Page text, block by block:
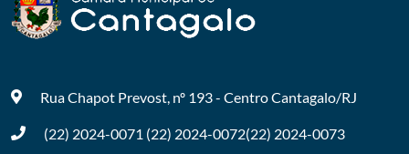
Rua Chapot Prevost, nº 193 - CentroCantagalo/RJ
(22) 2024-0071 (22) 2024-0072(22) 2024-0073